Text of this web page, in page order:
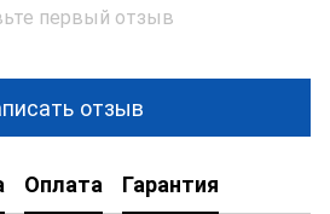
первый отзыв
отзыв
Оплата Гарантия